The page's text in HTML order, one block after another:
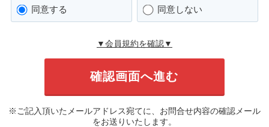
同意する 同意しない
▼会員規約を確認▼
※ご記入頂いたメールアドレス宛てに、お問合せ内容の確認メール
をお送りいたします。